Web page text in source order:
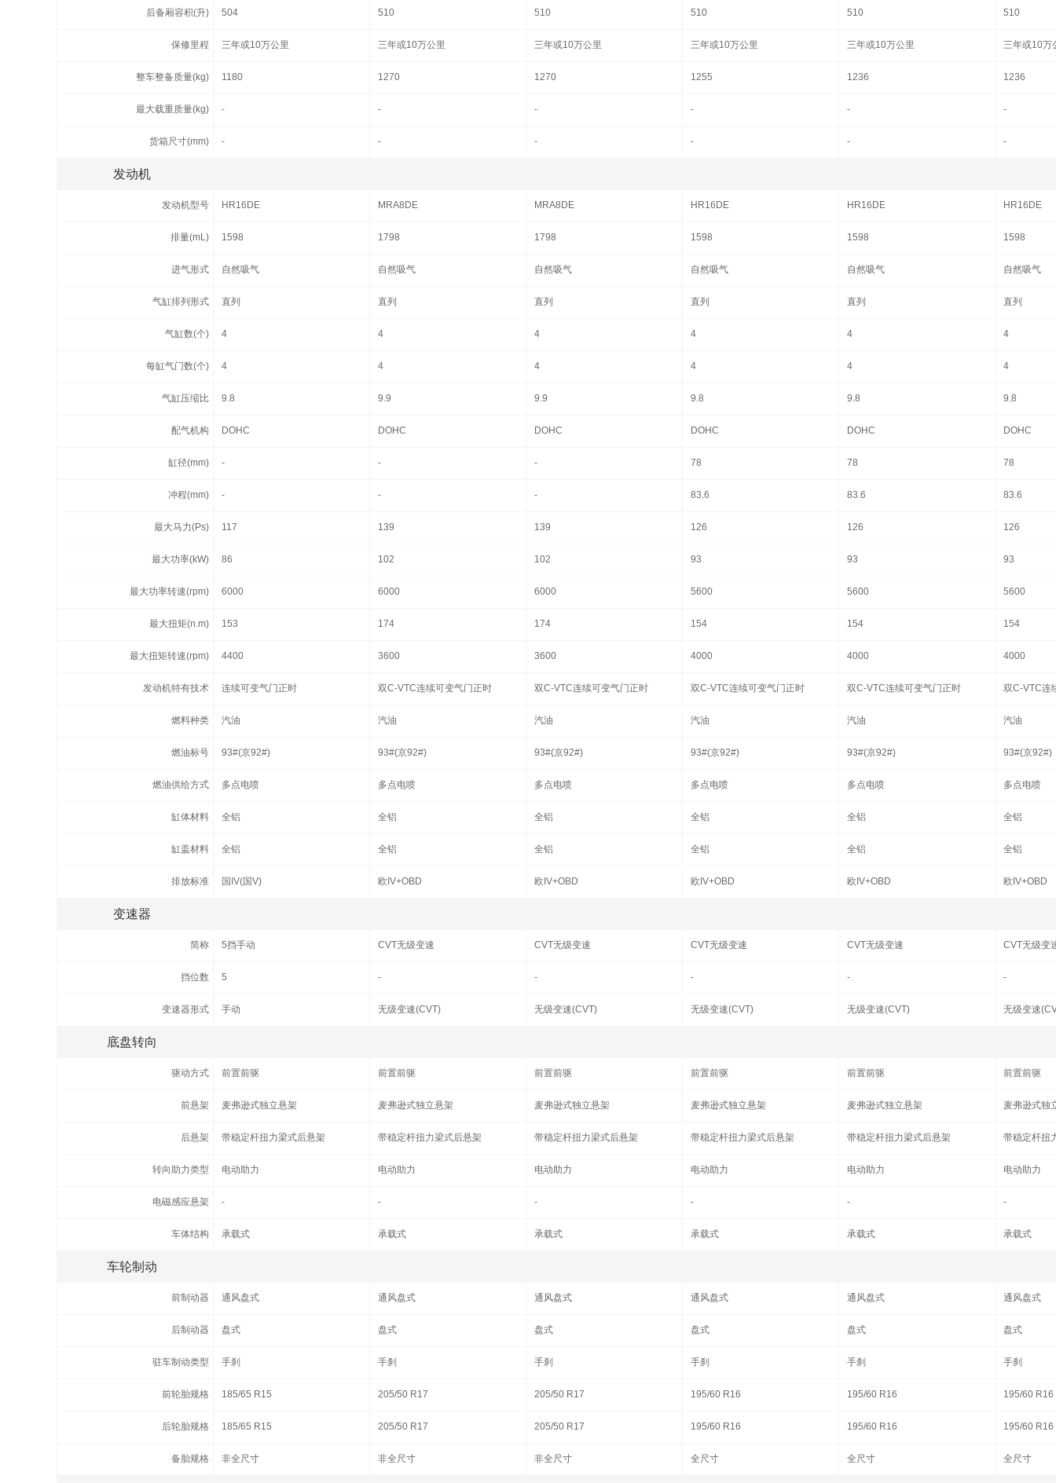
后备厢容积(升) 504 510 510 510 510 510
保修里程 三年或10万公里 三年或10万公里 三年或10万公里 三年或10万公里 三年或10万公里 三年或10万
整车整备质量(kg) 1180 1270 1270 1255 1236 1236
最大载重质量(kg) - - - - - -
货箱尺寸(mm) - - - - - -
发动机
发动机型号 HR16DE MRA8DE MRA8DE HR16DE HR16DE HR16DE
排量(mL) 1598 1798 1798 1598 1598 1598
进气形式 自然吸气 自然吸气 自然吸气 自然吸气 自然吸气 自然吸气
气缸排列形式 直列 直列 直列 直列 直列 直列
气缸数(个) 4 4 4 4 4 4
每缸气门数(个) 4 4 4 4 4 4
气缸压缩比 9.8 9.9 9.9 9.8 9.8 9.8
配气机构 DOHC DOHC DOHC DOHC DOHC DOHC
缸径(mm) - - - 78 78 78
冲程(mm) - - - 83.6 83.6 83.6
最大马力(Ps) 117 139 139 126 126 126
最大功率(kW) 86 102 102 93 93 93
最大功率转速(rpm) 6000 6000 6000 5600 5600 5600
最大扭矩(n.m) 153 174 174 154 154 154
最大扭矩转速(rpm) 4400 3600 3600 4000 4000 4000
发动机特有技术 连续可变气门正时 双C-VTC连续可变气门正时 双C-VTC连续可变气门正时 双C-VTC连续可变气门正时 双C-VTC连续可变气门正时 双C-VTC连
燃料种类 汽油 汽油 汽油 汽油 汽油 汽油
燃油标号 93#(京92#) 93#(京92#) 93#(京92#) 93#(京92#) 93#(京92#) 93#(京92#)
燃油供给方式 多点电喷 多点电喷 多点电喷 多点电喷 多点电喷 多点电喷
缸体材料 全铝 全铝 全铝 全铝 全铝 全铝
缸盖材料 全铝 全铝 全铝 全铝 全铝 全铝
排放标准 国IV(国V) 欧IV+OBD 欧IV+OBD 欧IV+OBD 欧IV+OBD 欧IV+OBD
变速器
简称 5挡手动 CVT无级变速 CVT无级变速 CVT无级变速 CVT无级变速 CVT无级变
挡位数 5 - - - - -
变速器形式 手动 无级变速(CVT) 无级变速(CVT) 无级变速(CVT) 无级变速(CVT) 无级变速
底盘转向
驱动方式 前置前驱 前置前驱 前置前驱 前置前驱 前置前驱 前置前驱
前悬架 麦弗逊式独立悬架 麦弗逊式独立悬架 麦弗逊式独立悬架 麦弗逊式独立悬架 麦弗逊式独立悬架 麦弗逊式独
后悬架 带稳定杆扭力梁式后悬架 带稳定杆扭力梁式后悬架 带稳定杆扭力梁式后悬架 带稳定杆扭力梁式后悬架 带稳定杆扭力梁式后悬架 带稳定杆扭
转向助力类型 电动助力 电动助力 电动助力 电动助力 电动助力 电动助力
电磁感应悬架 - - - - - -
车体结构 承载式 承载式 承载式 承载式 承载式 承载式
车轮制动
前制动器 通风盘式 通风盘式 通风盘式 通风盘式 通风盘式 通风盘式
后制动器 盘式 盘式 盘式 盘式 盘式 盘式
驻车制动类型 手刹 手刹 手刹 手刹 手刹 手刹
前轮胎规格 185/65 R15 205/50 R17 205/50 R17 195/60 R16 195/60 R16 195/60 R16
后轮胎规格 185/65 R15 205/50 R17 205/50 R17 195/60 R16 195/60 R16 195/60 R16
备胎规格 非全尺寸 非全尺寸 非全尺寸 全尺寸 全尺寸 全尺寸